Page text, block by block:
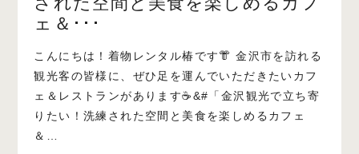
ェ＆･･･
こんにちは！着物レンタル椿です👘 金沢市を訪れる
観光客の皆様に、ぜひ足を運んでいただきたいカフ
ェ＆レストランがあります☕&#「金沢観光で立ち寄
りたい！洗練された空間と美食を楽しめるカフェ
＆…